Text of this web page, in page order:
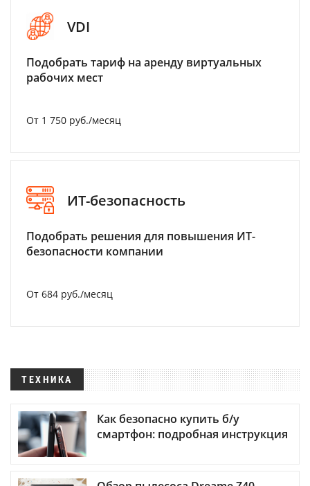
VDI
Подобрать тариф на аренду виртуальных
рабочих мест
От 1 750 руб./месяц
ИТ-безопасность
Подобрать решения для повышения ИТ-
безопасности компании
От 684 руб./месяц
ТЕХНИКА
Как безопасно купить б/у
смартфон: подробная инструкция